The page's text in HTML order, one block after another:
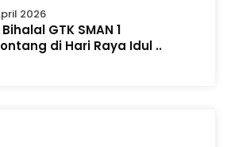
2026
GTK SMAN 1
di Hari Raya Idul ..